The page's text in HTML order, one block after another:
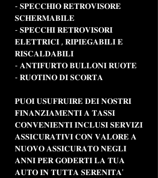
- 𝐒𝐏𝐄𝐂𝐂𝐇𝐈𝐎 𝐑𝐄𝐓𝐑𝐎𝐕𝐈𝐒𝐎𝐑𝐄
𝐒𝐂𝐇𝐄𝐑𝐌𝐀𝐁𝐈𝐋𝐄
- 𝐒𝐏𝐄𝐂𝐂𝐇𝐈 𝐑𝐄𝐓𝐑𝐎𝐕𝐈𝐒𝐎𝐑𝐈
𝐄𝐋𝐄𝐓𝐓𝐑𝐈𝐂𝐈 , 𝐑𝐈𝐏𝐈𝐄𝐆𝐀𝐁𝐈𝐋𝐈 𝐄
𝐑𝐈𝐒𝐂𝐀𝐋𝐃𝐀𝐁𝐈𝐋𝐈
- 𝐀𝐍𝐓𝐈𝐅𝐔𝐑𝐓𝐎 𝐁𝐔𝐋𝐋𝐎𝐍𝐈 𝐑𝐔𝐎𝐓𝐄
- 𝐑𝐔𝐎𝐓𝐈𝐍𝐎 𝐃𝐈 𝐒𝐂𝐎𝐑𝐓𝐀
𝐏𝐔𝐎𝐈 𝐔𝐒𝐔𝐅𝐑𝐔𝐈𝐑𝐄 𝐃𝐄𝐈 𝐍𝐎𝐒𝐓𝐑𝐈
𝐅𝐈𝐍𝐀𝐍𝐙𝐈𝐀𝐌𝐄𝐍𝐓𝐈 𝐀 𝐓𝐀𝐒𝐒𝐈
𝐂𝐎𝐍𝐕𝐄𝐍𝐈𝐄𝐍𝐓𝐈 𝐈𝐍𝐂𝐋𝐔𝐒𝐈 𝐒𝐄𝐑𝐕𝐈𝐙𝐈
𝐀𝐒𝐒𝐈𝐂𝐔𝐑𝐀𝐓𝐈𝐕𝐈 𝐂𝐎𝐍 𝐕𝐀𝐋𝐎𝐑𝐄 𝐀
𝐍𝐔𝐎𝐕𝐎 𝐀𝐒𝐒𝐈𝐂𝐔𝐑𝐀𝐓𝐎 𝐍𝐄𝐆𝐋𝐈
𝐀𝐍𝐍𝐈 𝐏𝐄𝐑 𝐆𝐎𝐃𝐄𝐑𝐓𝐈 𝐋𝐀 𝐓𝐔𝐀
𝐀𝐔𝐓𝐎 𝐈𝐍 𝐓𝐔𝐓𝐓𝐀 𝐒𝐄𝐑𝐄𝐍𝐈𝐓𝐀'